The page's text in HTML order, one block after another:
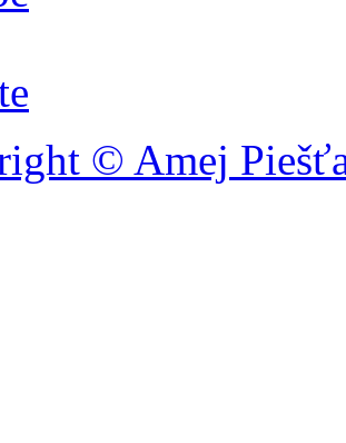
© Amej